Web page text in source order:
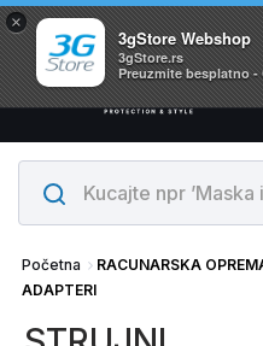
×
3gStore Webshop
3gStore.rs
Preuzmite besplatno -
Svi proizvodi su
Početna RACUNARSKA
ADAPTERI